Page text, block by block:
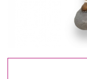
300 Lei - 500 Lei